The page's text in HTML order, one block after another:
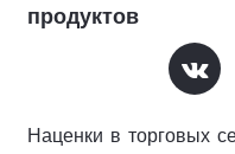
продуктов
Наценки в торговых